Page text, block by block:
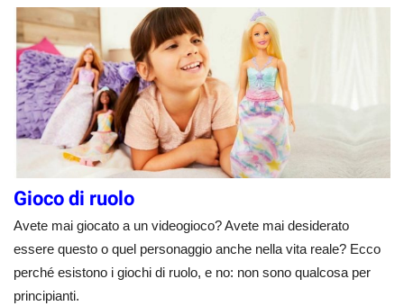
Gioco di ruolo
Avete mai giocato a un videogioco? Avete mai desiderato
essere questo o quel personaggio anche nella vita reale? Ecco
perché esistono i giochi di ruolo, e no: non sono qualcosa per
principianti.